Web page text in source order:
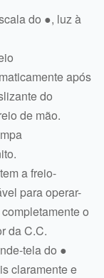
do ●, luz à
após
do
de mão.
a freio-
para operar-
o
da C.C.
tela do ●
claramente e